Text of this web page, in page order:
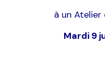
à un
Mardi 9